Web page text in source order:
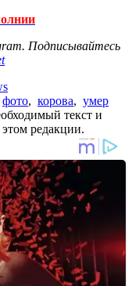
Подписывайтесь
фото, корова, умер
текст и
редакции.